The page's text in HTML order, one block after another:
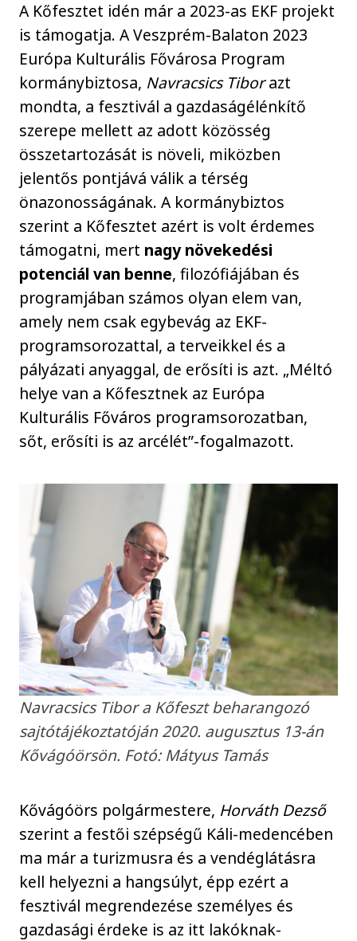
A Kőfesztet idén már a 2023-as EKF projekt
is támogatja. A Veszprém-Balaton 2023
Európa Kulturális Fővárosa Program
kormánybiztosa, Navracsics Tiborazt
mondta, a fesztivál a gazdaságélénkítő
szerepe mellett az adott közösség
összetartozását is növeli, miközben
jelentős pontjává válik a térség
önazonosságának. A kormánybiztos
szerint a Kőfesztet azért is volt érdemes
támogatni, mert nagy növekedési
potenciál van benne, filozófiájában és
programjában számos olyan elem van,
amely nem csak egybevág az EKF-
programsorozattal, a terveikkel és a
pályázati anyaggal, de erősíti is azt. „Méltó
helye van a Kőfesztnek az Európa
Kulturális Főváros programsorozatban,
sőt, erősíti is az arcélét”-fogalmazott.
Navracsics Tibor a Kőfeszt beharangozó
sajtótájékoztatóján 2020. augusztus 13-án
Kővágóörsön. Fotó: Mátyus Tamás
Kővágóörs polgármestere, Horváth Dezső
szerint a festői szépségű Káli-medencében
ma már a turizmusra és a vendéglátásra
kell helyezni a hangsúlyt, épp ezért a
fesztivál megrendezése személyes és
gazdasági érdeke is az itt lakóknak-